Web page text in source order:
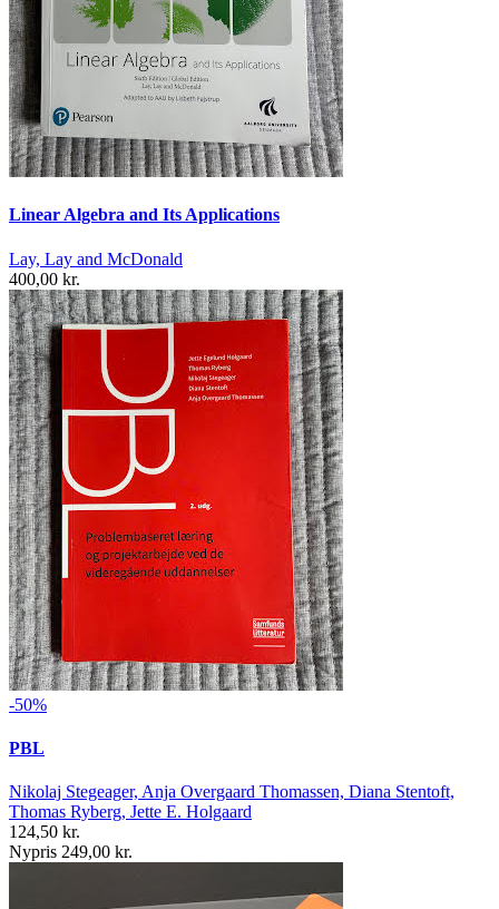
Linear Algebra and Its Applications
Lay, Lay and McDonald
400,00 kr.
-50%
PBL
Nikolaj Stegeager, Anja Overgaard Thomassen, Diana Stentoft,
Thomas Ryberg, Jette E. Holgaard
124,50 kr.
Nypris 249,00 kr.